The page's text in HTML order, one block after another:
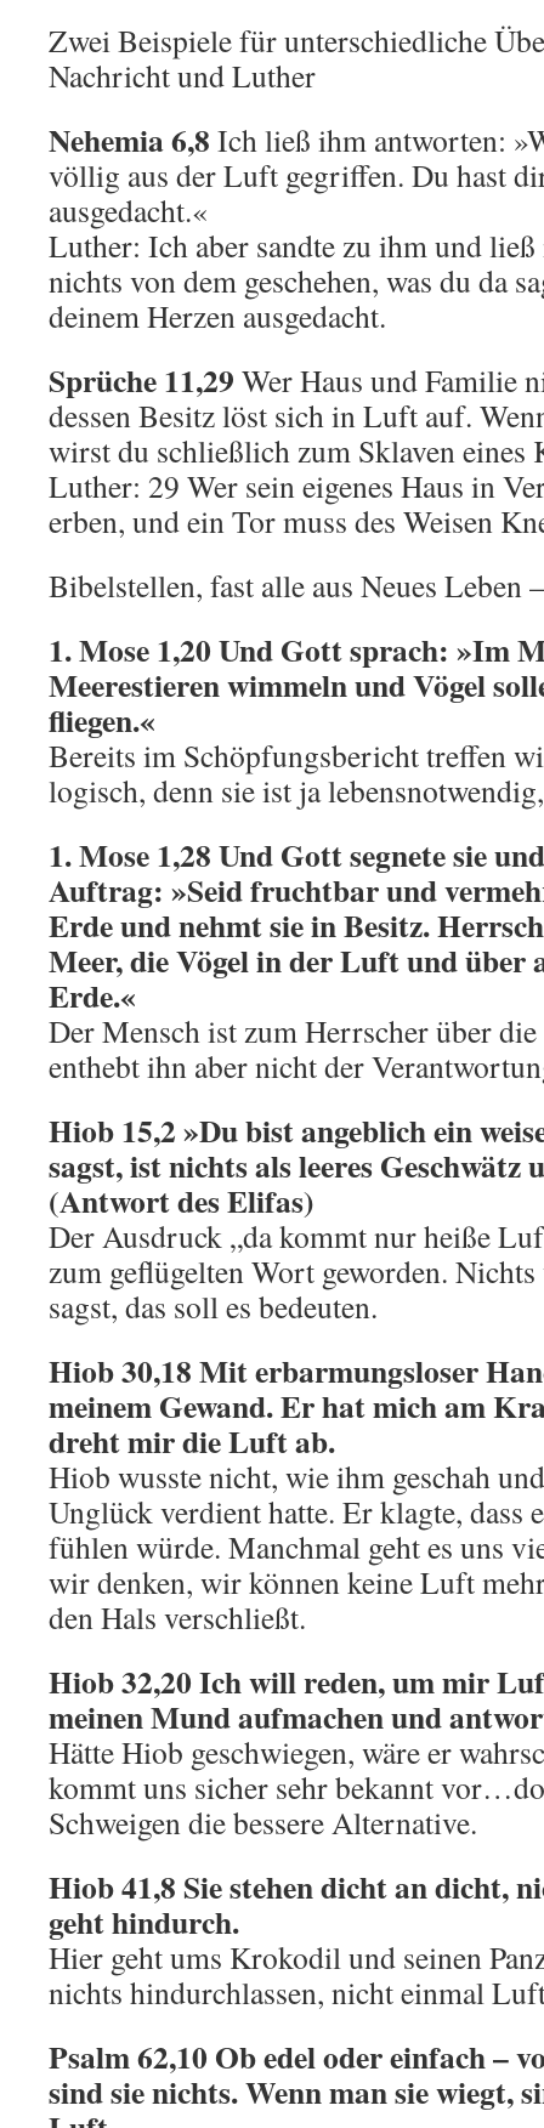
Zwei Beispiele für unterschiedliche
Nachricht und Luther
Nehemia 6,8 Ich ließ ihm antworten:
völlig aus der Luft gegriffen. Du hast
ausgedacht.«
Luther: Ich aber sandte zu ihm und ließ
nichts von dem geschehen, was du da
deinem Herzen ausgedacht.
Sprüche 11,29 Wer Haus und Familie
dessen Besitz löst sich in Luft auf.
wirst du schließlich zum Sklaven eines
Luther: 29 Wer sein eigenes Haus in
erben, und ein Tor muss des Weisen
Bibelstellen, fast alle aus Neues Leben
1. Mose 1,20 Und Gott sprach: »Im
Meerestieren wimmeln und Vögel
fliegen.«
Bereits im Schöpfungsbericht treffen
logisch, denn sie ist ja
1. Mose 1,28 Und Gott segnete sie
Auftrag: »Seid fruchtbar und
Erde und nehmt sie in Besitz.
Meer, die Vögel in der Luft und über
Erde.«
Der Mensch ist zum Herrscher über
enthebt ihn aber nicht der
Hiob 15,2 »Du bist angeblich ein
sagst, ist nichts als leeres Geschwätz
(Antwort des Elifas)
Der Ausdruck „da kommt nur heiße
zum geflügelten Wort geworden.
sagst, das soll es bedeuten.
Hiob 30,18 Mit erbarmungsloser
meinem Gewand. Er hat mich am
dreht mir die Luft ab.
Hiob wusste nicht, wie ihm geschah
Unglück verdient hatte. Er klagte, dass
fühlen würde. Manchmal geht es uns
wir denken, wir können keine Luft
den Hals verschließt.
Hiob 32,20 Ich will reden, um mir
meinen Mund aufmachen und
Hätte Hiob geschwiegen, wäre er
kommt uns sicher sehr bekannt
Schweigen die bessere Alternative.
Hiob 41,8 Sie stehen dicht an dicht,
geht hindurch.
Hier geht ums Krokodil und seinen
nichts hindurchlassen, nicht einmal
Psalm 62,10 Ob edel oder einfach –
sind sie nichts. Wenn man sie wiegt,